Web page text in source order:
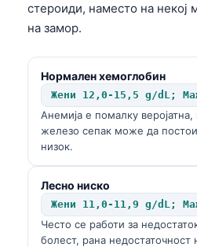
стероиди, наместо на некој
на замор.
Нормален хемоглобин
Жени 12,0-15,5 g/dL;
Анемија е помалку
железо сепак може да
низок.
Лесно ниско
Жени 11,0-11,9 g/dL;
Често се работи за
болест, рана недостаточност